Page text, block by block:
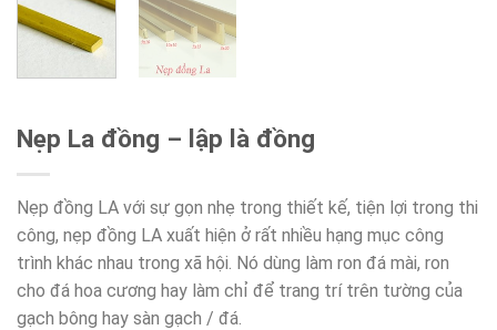
Nẹp La đồng – lập là đồng
Nẹp đồng LA với sự gọn nhẹ trong thiết kế, tiện lợi trong thi
công, nẹp đồng LA xuất hiện ở rất nhiều hạng mục công
trình khác nhau trong xã hội. Nó dùng làm ron đá mài, ron
cho đá hoa cương hay làm chỉ để trang trí trên tường của
gạch bông hay sàn gạch / đá.